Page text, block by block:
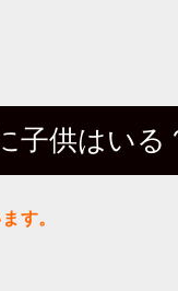
子供はいる
す。